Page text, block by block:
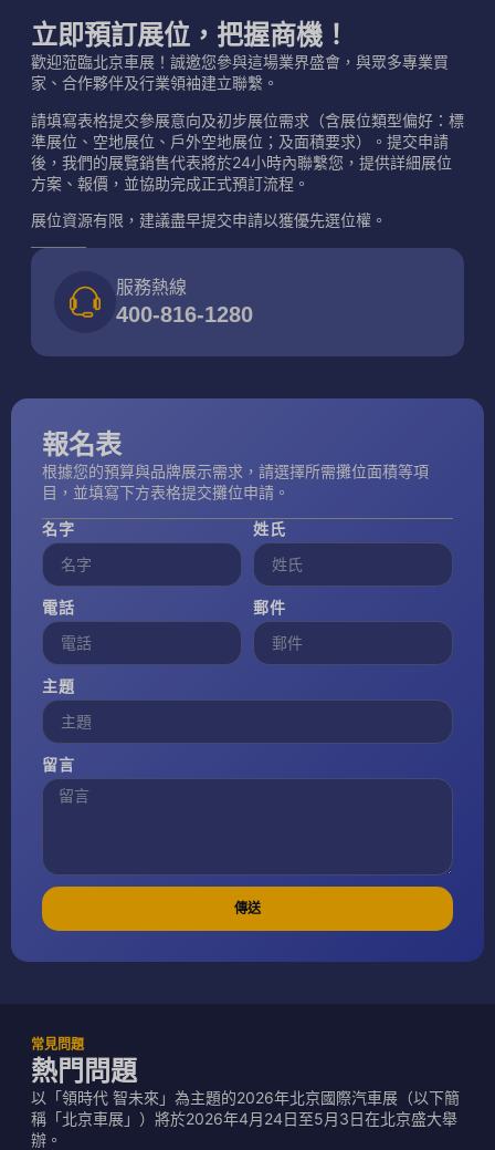
立即預訂展位，把握商機！
歡迎蒞臨北京車展！誠邀您參與這場業界盛會，與眾多專業買
家、合作夥伴及行業領袖建立聯繫。
請填寫表格提交參展意向及初步展位需求（含展位類型偏好：標
準展位、空地展位、戶外空地展位；及面積要求）。提交申請
後，我們的展覽銷售代表將於24小時內聯繫您，提供詳細展位
方案、報價，並協助完成正式預訂流程。
展位資源有限，建議盡早提交申請以獲優先選位權。
服務熱線
400-816-1280
報名表
根據您的預算與品牌展示需求，請選擇所需攤位面積等項
目，並填寫下方表格提交攤位申請。
名字 姓氏
電話 郵件
主題
留言
傳送
常見問題
熱門問題
以「領時代 智未來」為主題的2026年北京國際汽車展（以下簡
稱「北京車展」）將於2026年4月24日至5月3日在北京盛大舉
辦。